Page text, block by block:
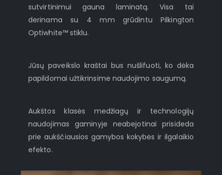
sutvirtinimui gauna laminatą. Visa tai
derinama su 4 mm grūdintu Pilkington
Optiwhite™ stiklu.
Jūsų paveikslo kraštai bus nušlifuoti, ko dėka
papildomai užtikrinsime naudojimo saugumą.
Aukštos klasės medžiagų ir technologijų
naudojimas gaminyje neabejotinai prisideda
prie aukščiausios gamybos kokybės ir ilgalaikio
efekto.